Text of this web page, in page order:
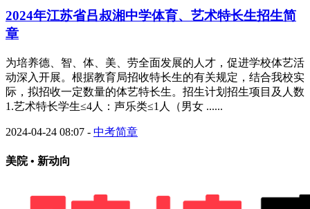
2024年江苏省吕叔湘中学体育、艺术特长生招生简
章
为培养德、智、体、美、劳全面发展的人才，促进学校体艺活
动深入开展。根据教育局招收特长生的有关规定，结合我校实
际，拟招收一定数量的体艺特长生。招生计划招生项目及人数
1.艺术特长学生≤4人：声乐类≤1人（男女 ......
2024-04-24 08:07 - 中考简章
美院 • 新动向